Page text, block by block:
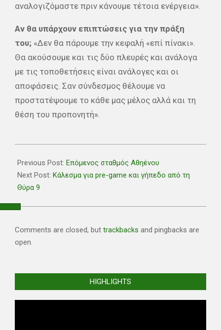
αναλογιζόμαστε πριν κάνουμε τέτοια ενέργεια».
Αν θα υπάρχουν επιπτώσεις για την πράξη
του; «Δεν θα πάρουμε την κεφαλή «επί πίνακι».
Θα ακούσουμε και τις δύο πλευρές και ανάλογα
με τις τοποθετήσεις είναι ανάλογες και οι
αποφάσεις. Σαν σύνδεσμος θέλουμε να
προστατέψουμε το κάθε μας μέλος αλλά και τη
θέση του προπονητή».
09-
14
Previous Post: Επόμενος σταθμός Αθηένου
Next Post: Κάλεσμα για pre-game και γήπεδο από τη
Θύρα 9
Comments are closed, but trackbacks and pingbacks are
open.
HIGHLIGHTS